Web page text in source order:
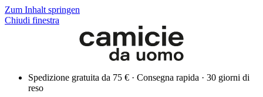
Zum Inhalt springen
Chiudi finestra
Spedizione gratuita da 75 € · Consegna rapida · 30 giorni di
reso